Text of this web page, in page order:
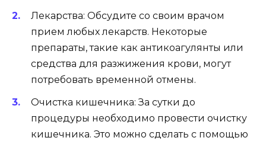
Лекарства: Обсудите со своим врачом
прием любых лекарств. Некоторые
препараты, такие как антикоагулянты или
средства для разжижения крови, могут
потребовать временной отмены.
Очистка кишечника: За сутки до
процедуры необходимо провести очистку
кишечника. Это можно сделать с помощью